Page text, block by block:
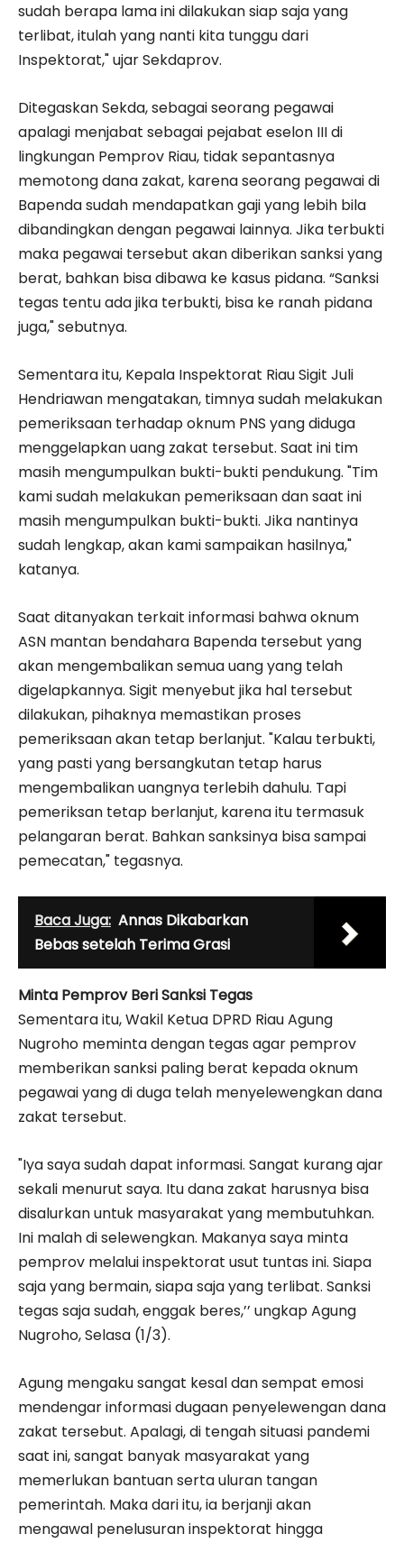
sudah berapa lama ini dilakukan siap saja yang
terlibat, itulah yang nanti kita tunggu dari
Inspektorat," ujar Sekdaprov.
Ditegaskan Sekda, sebagai seorang pegawai
apalagi menjabat sebagai pejabat eselon III di
lingkungan Pemprov Riau, tidak sepantasnya
memotong dana zakat, karena seorang pegawai di
Bapenda sudah mendapatkan gaji yang lebih bila
dibandingkan dengan pegawai lainnya. Jika terbukti
maka pegawai tersebut akan diberikan sanksi yang
berat, bahkan bisa dibawa ke kasus pidana. “Sanksi
tegas tentu ada jika terbukti, bisa ke ranah pidana
juga," sebutnya.
Sementara itu, Kepala Inspektorat Riau Sigit Juli
Hendriawan mengatakan, timnya sudah melakukan
pemeriksaan terhadap oknum PNS yang diduga
menggelapkan uang zakat tersebut. Saat ini tim
masih mengumpulkan bukti-bukti pendukung. "Tim
kami sudah melakukan pemeriksaan dan saat ini
masih mengumpulkan bukti-bukti. Jika nantinya
sudah lengkap, akan kami sampaikan hasilnya,"
katanya.
Saat ditanyakan terkait informasi bahwa oknum
ASN mantan bendahara Bapenda tersebut yang
akan mengembalikan semua uang yang telah
digelapkannya. Sigit menyebut jika hal tersebut
dilakukan, pihaknya memastikan proses
pemeriksaan akan tetap berlanjut. "Kalau terbukti,
yang pasti yang bersangkutan tetap harus
mengembalikan uangnya terlebih dahulu. Tapi
pemeriksan tetap berlanjut, karena itu termasuk
pelangaran berat. Bahkan sanksinya bisa sampai
pemecatan," tegasnya.
Baca Juga: Annas Dikabarkan
Bebas setelah Terima Grasi
Minta Pemprov Beri Sanksi Tegas
Sementara itu, Wakil Ketua DPRD Riau Agung
Nugroho meminta dengan tegas agar pemprov
memberikan sanksi paling berat kepada oknum
pegawai yang di duga telah menyelewengkan dana
zakat tersebut.
"Iya saya sudah dapat informasi. Sangat kurang ajar
sekali menurut saya. Itu dana zakat harusnya bisa
disalurkan untuk masyarakat yang membutuhkan.
Ini malah di selewengkan. Makanya saya minta
pemprov melalui inspektorat usut tuntas ini. Siapa
saja yang bermain, siapa saja yang terlibat. Sanksi
tegas saja sudah, enggak beres,’’ ungkap Agung
Nugroho, Selasa (1/3).
Agung mengaku sangat kesal dan sempat emosi
mendengar informasi dugaan penyelewengan dana
zakat tersebut. Apalagi, di tengah situasi pandemi
saat ini, sangat banyak masyarakat yang
memerlukan bantuan serta uluran tangan
pemerintah. Maka dari itu, ia berjanji akan
mengawal penelusuran inspektorat hingga